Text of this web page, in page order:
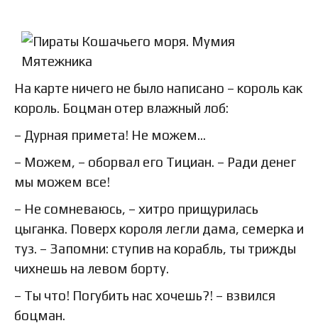
На карте ничего не было написано – король как
король. Боцман отер влажный лоб:
– Дурная примета! Не можем…
– Можем, – оборвал его Тициан. – Ради денег
мы можем все!
– Не сомневаюсь, – хитро прищурилась
цыганка. Поверх короля легли дама, семерка и
туз. – Запомни: ступив на корабль, ты трижды
чихнешь на левом борту.
– Ты что! Погубить нас хочешь?! – взвился
боцман.